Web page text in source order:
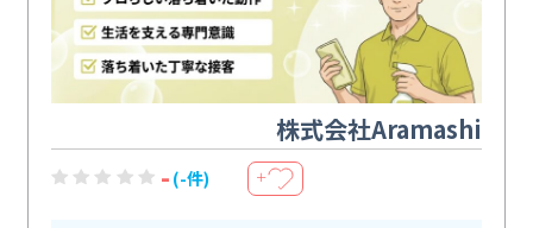
株式会社Aramashi
- (-件) ＋